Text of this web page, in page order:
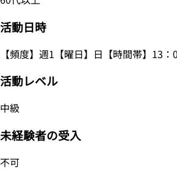
活動日時
【頻度】週1【曜日】日【時間帯】13
活動レベル
中級
未経験者の受入
不可